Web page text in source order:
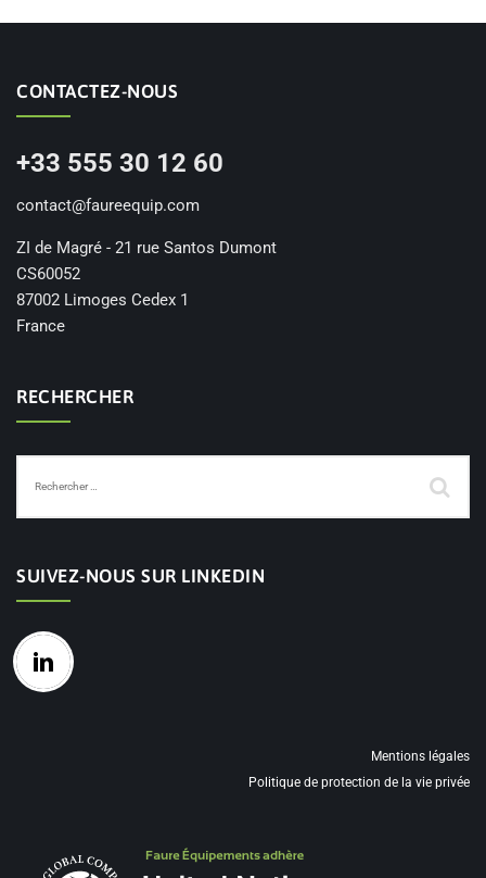
CONTACTEZ-NOUS
+33 555 30 12 60
contact@faureequip.com
ZI de Magré - 21 rue Santos Dumont
CS60052
87002 Limoges Cedex 1
France
RECHERCHER
SUIVEZ-NOUS SUR LINKEDIN
Mentions légales
Politique de protection de la vie privée